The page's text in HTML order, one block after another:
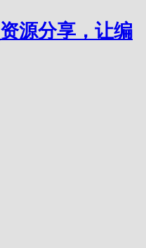
资源分享，让编